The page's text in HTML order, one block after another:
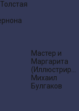
Мастер и
Маргарита
издание)
Михаил
Булгаков